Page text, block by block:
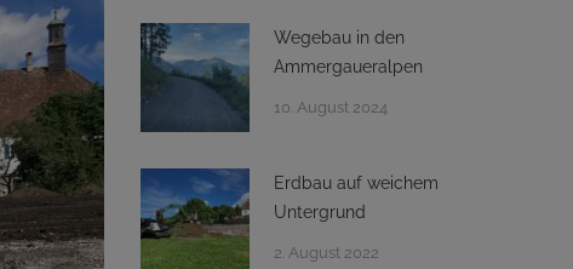
Wegebau in den
Ammergaueralpen
10. August 2024
Erdbau auf weichem
Untergrund
2. August 2022